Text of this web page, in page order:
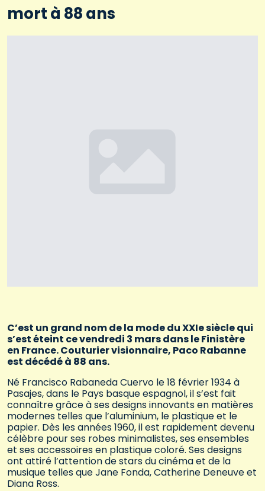
mort à 88 ans
C’est un grand nom de la mode du XXIe siècle qui
s’est éteint ce vendredi 3 mars dans le Finistère
en France. Couturier visionnaire, Paco Rabanne
est décédé à 88 ans.
Né Francisco Rabaneda Cuervo le 18 février 1934 à
Pasajes, dans le Pays basque espagnol, il s’est fait
connaître grâce à ses designs innovants en matières
modernes telles que l’aluminium, le plastique et le
papier. Dès les années 1960, il est rapidement devenu
célèbre pour ses robes minimalistes, ses ensembles
et ses accessoires en plastique coloré. Ses designs
ont attiré l’attention de stars du cinéma et de la
musique telles que Jane Fonda, Catherine Deneuve et
Diana Ross.